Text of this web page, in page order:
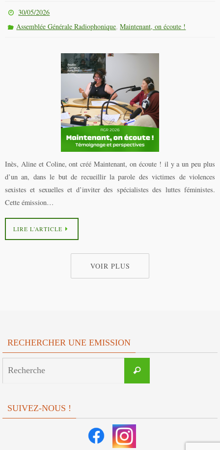
30/05/2026
Assemblée Générale Radiophonique,Maintenant, on écoute !
Inès, Aline et Coline, ont créé Maintenant, on écoute ! il y a un peu plus
d’un an, dans le but de recueillir la parole des victimes de violences
sexistes et sexuelles et d’inviter des spécialistes des luttes féministes.
Cette émission…
LIRE L’ARTICLE
VOIR PLUS
RECHERCHER UNE EMISSION
Recherche
SUIVEZ-NOUS !